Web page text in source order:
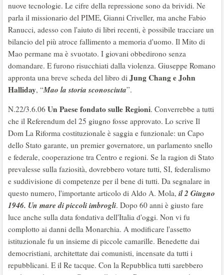
nuove tecnologie. Le cifre della repressione sono da brividi. Ne
parla il missionario del PIME, Gianni Criveller, ma anche Fabio
Ranucci, adesso con l'aiuto di libri recenti, è possibile tracciare un
bilancio del più atroce fallimento a memoria d'uomo. Il Mito di
Mao permane ma è svuotato. I giovani obbedirono senza
domandare. E furono risucchiati dalla violenza. Giuseppe Romano
appronta una breve scheda del libro di Jung Chang e John
Halliday, “Mao la storia sconosciuta”.
N.22/3.6.06 Un Paese fondato sulle Regioni. Converrebbe a tutti
che il Referendum del 25 giugno fosse approvato. Lo scrive Il
Dom La Riforma costituzionale è saggia e funzionale: un Capo
dello Stato garante, un premier governatore, un parlamento snello
e federale, cooperazione tra Centro e regioni. Se la ragion di Stato
prevalesse sulla faziosità, dovrebbero votare tutti, SI, federalismo
e suddivisione di competenze per il bene di tutti. Da segnalare in
questo numero, l'importante articolo di Aldo A. Mola, il 2 Giugno
1946. Un mare di piccoli imbrogli. Dopo 60 anni è giusto fare
luce anche sulla data fondativa dell'Italia d'oggi. Non vi fu
complotto ai danni della Monarchia. A modificare l'assetto
istituzionale fu un insieme di piccole camarille. Benedette dai
democristiani, architettate dai comunisti, incensate da tutti i
repubblicani. E il Re tacque. Con la Repubblica tutti sarebbero